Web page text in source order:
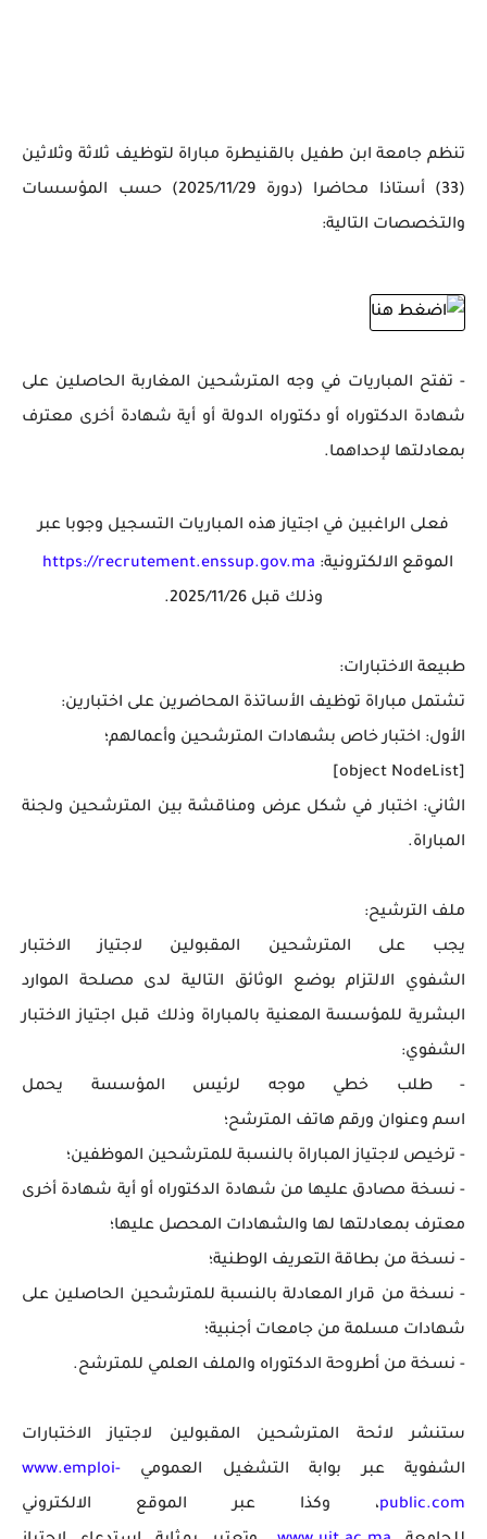
تنظم جامعة ابن طفيل بالقنيطرة مباراة لتوظيف ثلاثة وثلاثين
(33) أستاذا محاضرا
(دورة 2025/11/29) حسب المؤسسات
والتخصصات التالية:
- تفتح المباريات في وجه المترشحين المغاربة الحاصلين على
شهادة الدكتوراه أو دكتوراه الدولة أو أية شهادة أخرى معترف
بمعادلتها لإحداهما.
فعلى الراغبين في اجتياز هذه المباريات التسجيل وجوبا عبر
الموقع الالكترونية: https://recrutement.enssup.gov.ma
وذلك قبل 2025/11/26.
طبيعة الاختبارات:
تشتمل مباراة توظيف الأساتذة المحاضرين على اختبارين:
الأول: اختبار خاص بشهادات المترشحين وأعمالهم؛
[object NodeList]
الثاني: اختبار في شكل عرض ومناقشة بين المترشحين ولجنة
المباراة.
ملف الترشيح:
يجب على المترشحين المقبولين لاجتياز الاختبار
الشفوي الالتزام بوضع الوثائق التالية لدى مصلحة الموارد
البشرية للمؤسسة المعنية بالمباراة وذلك قبل اجتياز الاختبار
الشفوي:
- طلب خطي موجه لرئيس المؤسسة يحمل
اسم وعنوان ورقم هاتف المترشح؛
- ترخيص لاجتياز المباراة بالنسبة للمترشحين الموظفين؛
- نسخة مصادق عليها من شهادة الدكتوراه أو أية شهادة أخرى
معترف بمعادلتها لها والشهادات المحصل عليها؛
- نسخة من بطاقة التعريف الوطنية؛
- نسخة من قرار المعادلة بالنسبة للمترشحين الحاصلين على
شهادات مسلمة من جامعات أجنبية؛
- نسخة من أطروحة الدكتوراه والملف العلمي للمترشح.
ستنشر لائحة المترشحين المقبولين لاجتياز الاختبارات
الشفوية عبر بوابة التشغيل العمومي www.emploi-
public.com، وكذا عبر الموقع الالكتروني